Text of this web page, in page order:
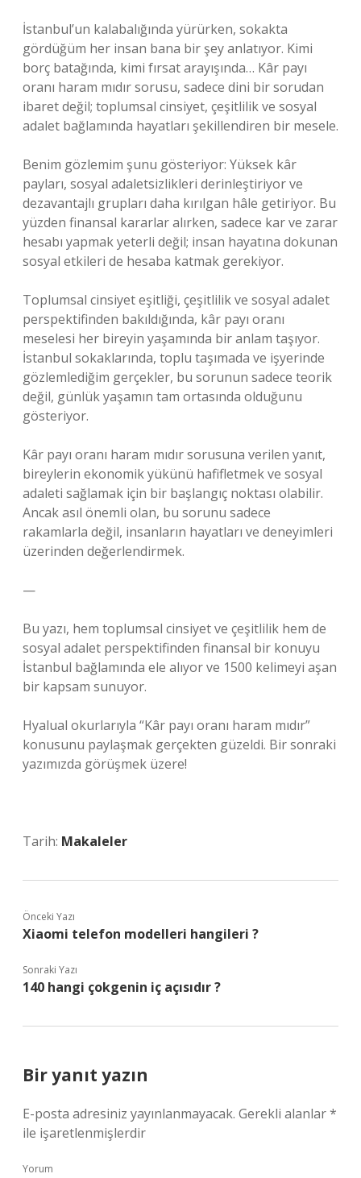
İstanbul’un kalabalığında yürürken, sokakta
gördüğüm her insan bana bir şey anlatıyor. Kimi
borç batağında, kimi fırsat arayışında… Kâr payı
oranı haram mıdır sorusu, sadece dini bir sorudan
ibaret değil; toplumsal cinsiyet, çeşitlilik ve sosyal
adalet bağlamında hayatları şekillendiren bir mesele.
Benim gözlemim şunu gösteriyor: Yüksek kâr
payları, sosyal adaletsizlikleri derinleştiriyor ve
dezavantajlı grupları daha kırılgan hâle getiriyor. Bu
yüzden finansal kararlar alırken, sadece kar ve zarar
hesabı yapmak yeterli değil; insan hayatına dokunan
sosyal etkileri de hesaba katmak gerekiyor.
Toplumsal cinsiyet eşitliği, çeşitlilik ve sosyal adalet
perspektifinden bakıldığında, kâr payı oranı
meselesi her bireyin yaşamında bir anlam taşıyor.
İstanbul sokaklarında, toplu taşımada ve işyerinde
gözlemlediğim gerçekler, bu sorunun sadece teorik
değil, günlük yaşamın tam ortasında olduğunu
gösteriyor.
Kâr payı oranı haram mıdır sorusuna verilen yanıt,
bireylerin ekonomik yükünü hafifletmek ve sosyal
adaleti sağlamak için bir başlangıç noktası olabilir.
Ancak asıl önemli olan, bu sorunu sadece
rakamlarla değil, insanların hayatları ve deneyimleri
üzerinden değerlendirmek.
—
Bu yazı, hem toplumsal cinsiyet ve çeşitlilik hem de
sosyal adalet perspektifinden finansal bir konuyu
İstanbul bağlamında ele alıyor ve 1500 kelimeyi aşan
bir kapsam sunuyor.
Hyalual okurlarıyla “Kâr payı oranı haram mıdır”
konusunu paylaşmak gerçekten güzeldi. Bir sonraki
yazımızda görüşmek üzere!
Tarih: Makaleler
Önceki Yazı
Xiaomi telefon modelleri hangileri ?
Sonraki Yazı
140 hangi çokgenin iç açısıdır ?
Bir yanıt yazın
E-posta adresiniz yayınlanmayacak. Gerekli alanlar*
ile işaretlenmişlerdir
Yorum